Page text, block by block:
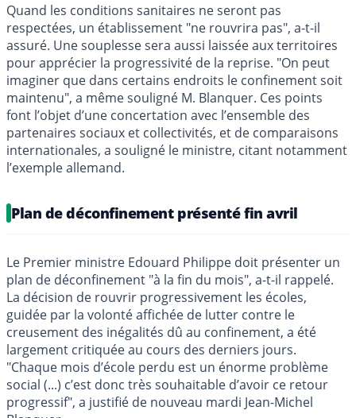
Quand les conditions sanitaires ne seront pas
respectées, un établissement "ne rouvrira pas", a-t-il
assuré. Une souplesse sera aussi laissée aux territoires
pour apprécier la progressivité de la reprise. "On peut
imaginer que dans certains endroits le confinement soit
maintenu", a même souligné M. Blanquer. Ces points
font l’objet d’une concertation avec l’ensemble des
partenaires sociaux et collectivités, et de comparaisons
internationales, a souligné le ministre, citant notamment
l’exemple allemand.
Plan de déconfinement présenté fin avril
Le Premier ministre Edouard Philippe doit présenter un
plan de déconfinement "à la fin du mois", a-t-il rappelé.
La décision de rouvrir progressivement les écoles,
guidée par la volonté affichée de lutter contre le
creusement des inégalités dû au confinement, a été
largement critiquée au cours des derniers jours.
"Chaque mois d’école perdu est un énorme problème
social (...) c’est donc très souhaitable d’avoir ce retour
progressif", a justifié de nouveau mardi Jean-Michel